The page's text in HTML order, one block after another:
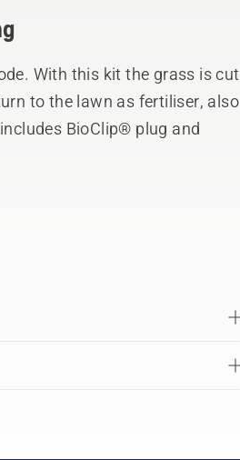
With this kit the grass is cut
to the lawn as fertiliser, also
BioClip® plug and